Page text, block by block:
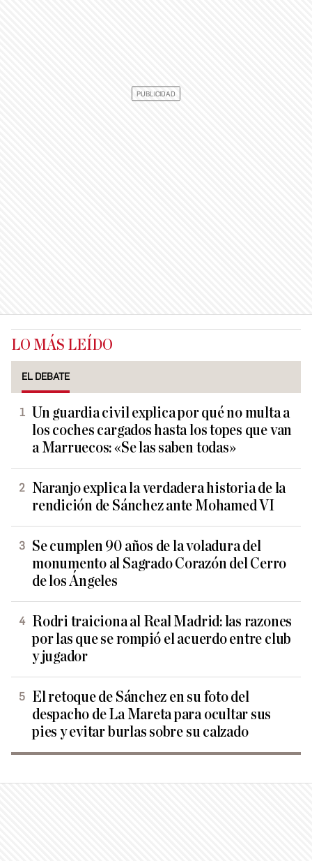
LO MÁS LEÍDO
EL DEBATE
Un guardia civil explica por qué no multa a
los coches cargados hasta los topes que van
a Marruecos: «Se las saben todas»
Naranjo explica la verdadera historia de la
rendición de Sánchez ante Mohamed VI
Se cumplen 90 años de la voladura del
monumento al Sagrado Corazón del Cerro
de los Ángeles
Rodri traiciona al Real Madrid: las razones
por las que se rompió el acuerdo entre club
y jugador
El retoque de Sánchez en su foto del
despacho de La Mareta para ocultar sus
pies y evitar burlas sobre su calzado